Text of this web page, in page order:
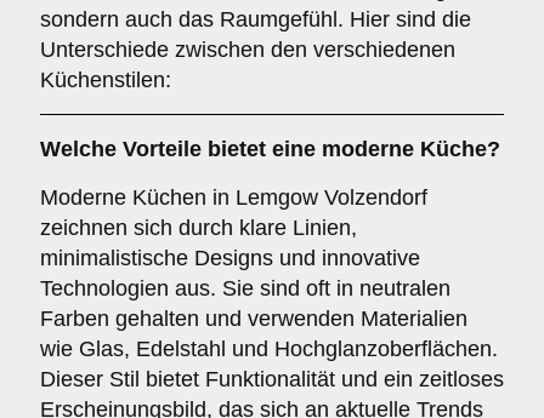
sondern auch das Raumgefühl. Hier sind die
Unterschiede zwischen den verschiedenen
Küchenstilen:
Welche Vorteile bietet eine moderne Küche?
Moderne Küchen in Lemgow Volzendorf
zeichnen sich durch klare Linien,
minimalistische Designs und innovative
Technologien aus. Sie sind oft in neutralen
Farben gehalten und verwenden Materialien
wie Glas, Edelstahl und Hochglanzoberflächen.
Dieser Stil bietet Funktionalität und ein zeitloses
Erscheinungsbild, das sich an aktuelle Trends